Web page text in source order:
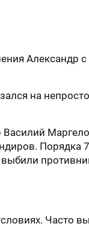
Александр
на
Порядка
Часто